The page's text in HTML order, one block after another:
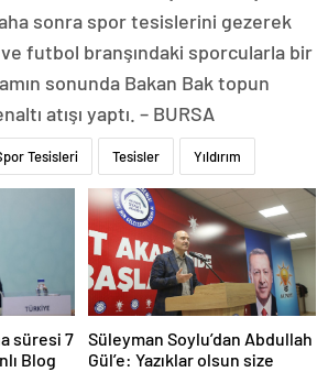
sonra spor tesislerini gezerek
futbol branşındaki sporcularla bir
sonunda Bakan Bak topun
atışı yaptı. – BURSA
Tesisleri Tesisler Yıldırım
süresi 7
Blog
Süleyman Soylu’dan Abdullah
Gül’e: Yazıklar olsun size